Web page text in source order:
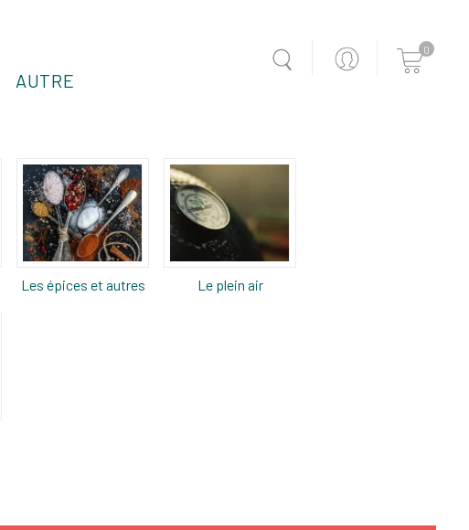
0
AUTRE
Les épices et autres Le plein air